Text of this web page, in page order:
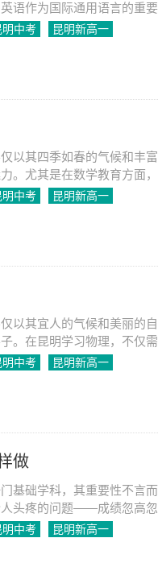
语作为国际通用语言的重要
明中考 昆明新高一
以其四季如春的气候和丰
。尤其是在数学教育方面
优异成绩。那么，昆明学子
明中考 昆明新高一
以其宜人的气候和美丽的
。在昆明学习物理，不仅
。本文将详细分享昆明物理
明中考 昆明新高一
做
基础学科，其重要性不言
头疼的问题——成绩忽高
未来的学业发展造成不利影
明中考 昆明新高一